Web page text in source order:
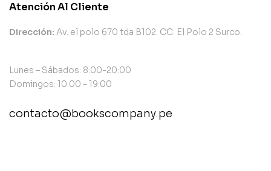
Atención Al Cliente
Dirección: Av. el polo 670 tda B102. CC. El Polo 2 Surco.
Lunes – Sábados: 8:00-20:00
Domingos: 10:00 – 19:00
contacto@bookscompany.pe